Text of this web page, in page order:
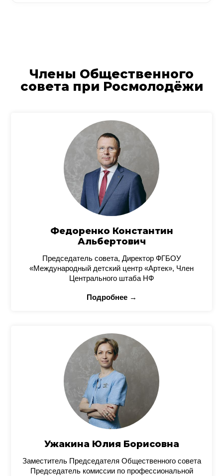
Члены Общественного
совета при Росмолодёжи
Федоренко Константин
Альбертович
Председатель совета, Директор ФГБОУ
«Международный детский центр «Артек», Член
Центрального штаба НФ
Подробнее →
Ужакина Юлия Борисовна
Заместитель Председателя Общественного совета
Председатель комиссии по профессиональной